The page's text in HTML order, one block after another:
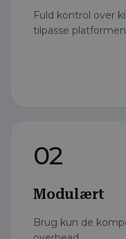
Fuld kontrol over
tilpasse
02
Modulært
Brug kun de